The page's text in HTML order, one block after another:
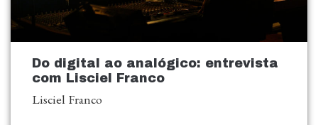
Do digital ao analógico: entrevista
com Lisciel Franco
Lisciel Franco